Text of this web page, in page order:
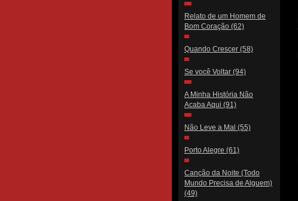
Relato de um Homem de
Bom Coração (62)
Quando Crescer (58)
Se você Voltar (94)
A Minha História Não
Acaba Aqui (91)
Não Leve a Mal (55)
Porto Alegre (61)
Canção da Noite (Todo
Mundo Precisa de Alguem)
(49)